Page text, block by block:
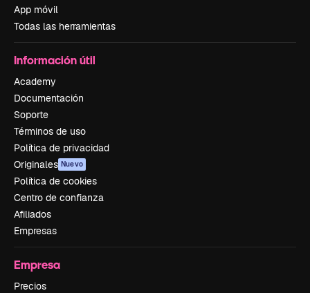
App móvil
Todas las herramientas
Información útil
Academy
Documentación
Soporte
Términos de uso
Política de privacidad
Originales Nuevo
Política de cookies
Centro de confianza
Afiliados
Empresas
Empresa
Precios